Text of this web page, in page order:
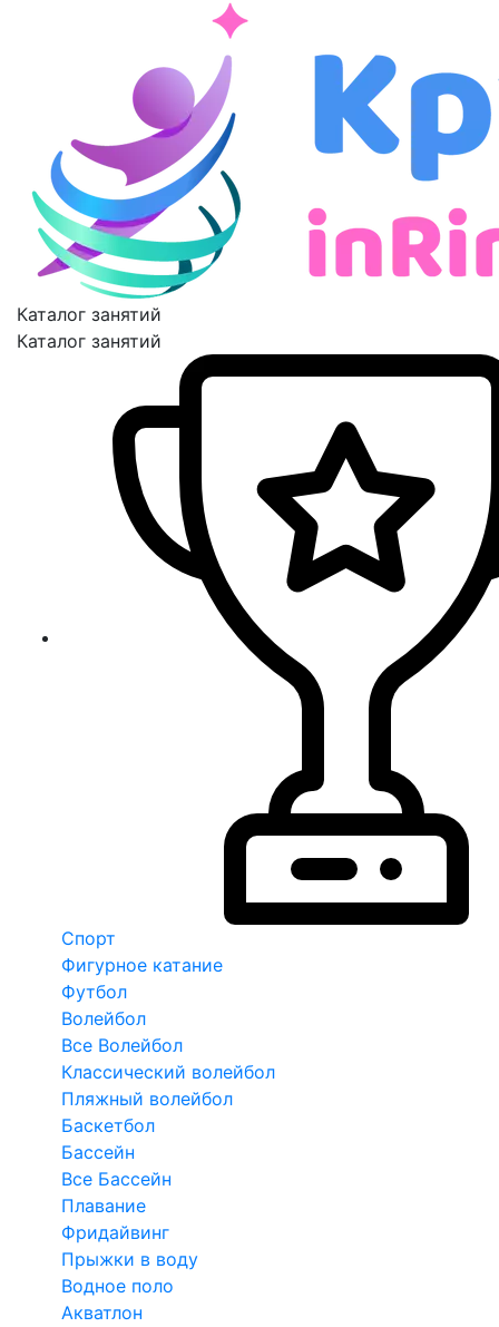
Каталог занятий
Каталог занятий
Спорт
Фигурное катание
Футбол
Волейбол
Все Волейбол
Классический волейбол
Пляжный волейбол
Баскетбол
Бассейн
Все Бассейн
Плавание
Фридайвинг
Прыжки в воду
Водное поло
Акватлон